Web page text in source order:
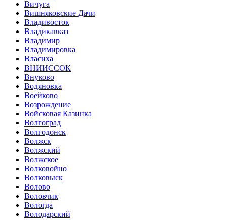
Вичуга
Вишняковские Дачи
Владивосток
Владикавказ
Владимир
Владимировка
Власиха
ВНИИССОК
Внуково
Водяновка
Воейково
Возрождение
Войсковая Казинка
Волгоград
Волгодонск
Волжск
Волжский
Волжское
Волковойно
Волковыск
Волово
Воловчик
Вологда
Володарский